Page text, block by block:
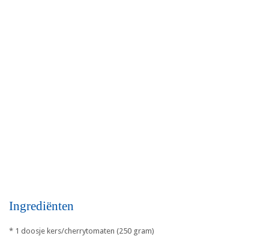
Ingrediënten
* 1 doosje kers/cherrytomaten (250 gram)